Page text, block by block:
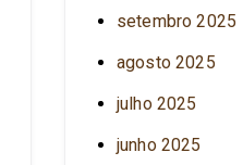
setembro 2025
agosto 2025
julho 2025
junho 2025